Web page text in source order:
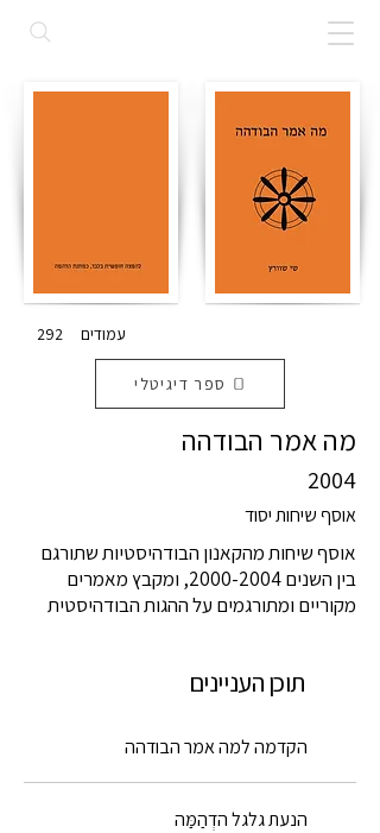
עמודים 292
ספר דיגיטלי
מה אמר הבודהה
2004
אוסף שיחות יסוד
אוסף שיחות מהקאנון הבודהיסטיות שתורגם
בין השנים2000-2004, ומקבץ מאמרים
מקוריים ומתורגמים על ההגות הבודהיסטית
תוכן העניינים
הקדמה למה אמר הבודהה
הנעת גלגל הדְהַמַּה